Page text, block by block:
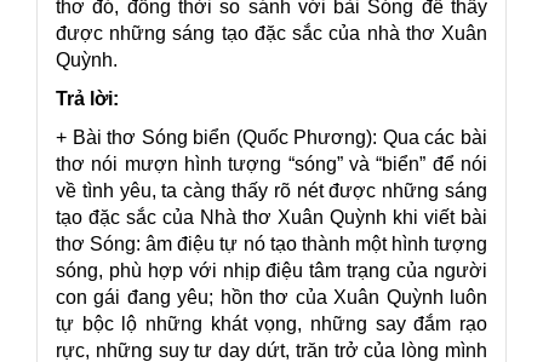
thơ đó, đồng thời so sánh với bài Sóng để thấy
được những sáng tạo đặc sắc của nhà thơ Xuân
Quỳnh.
Trả lời:
+ Bài thơ Sóng biển (Quốc Phương): Qua các bài
thơ nói mượn hình tượng “sóng” và “biển” để nói
về tình yêu, ta càng thấy rõ nét được những sáng
tạo đặc sắc của Nhà thơ Xuân Quỳnh khi viết bài
thơ Sóng: âm điệu tự nó tạo thành một hình tượng
sóng, phù hợp với nhịp điệu tâm trạng của người
con gái đang yêu; hồn thơ của Xuân Quỳnh luôn
tự bộc lộ những khát vọng, những say đắm rạo
rực, những suy tư day dứt, trăn trở của lòng mình